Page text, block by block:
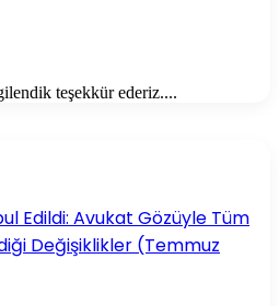
teşekkür ederiz....
Edildi: Avukat Gözüyle Tüm
Değişiklikler (Temmuz